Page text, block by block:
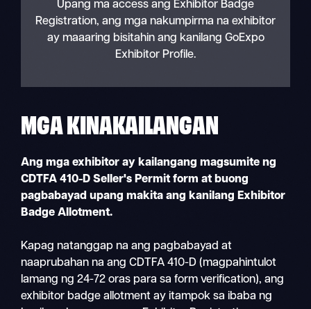
Upang ma access ang Exhibitor Badge
Registration, ang mga nakumpirma na exhibitor
ay maaaring bisitahin ang kanilang GoExpo
Exhibitor Profile.
MGA KINAKAILANGAN
Ang mga exhibitor ay kailangang magsumite ng
CDTFA 410-D Seller's Permit form at buong
pagbabayad upang makita ang kanilang Exhibitor
Badge Allotment.
Kapag natanggap na ang pagbabayad at
naaprubahan na ang CDTFA 410-D (magpahintulot
lamang ng 24-72 oras para sa form verification), ang
exhibitor badge allotment ay itampok sa ibaba ng